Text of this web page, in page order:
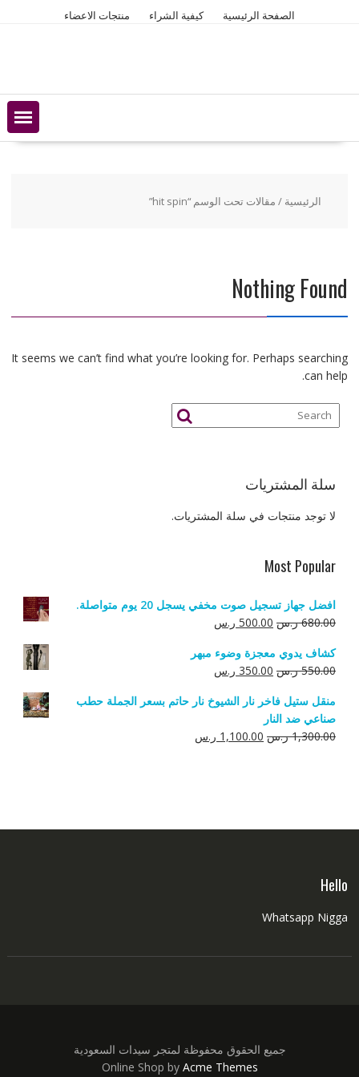
الصفحة الرئيسية كيفية الشراء منتجات الاعضاء
الرئيسية / مقالات تحت الوسم “hit spin”
Nothing Found
It seems we can’t find what you’re looking for. Perhaps searching
can help.
سلة المشتريات
لا توجد منتجات في سلة المشتريات.
Most Popular
افضل جهاز تسجيل صوت مخفي يسجل 20 يوم متواصلة.
680.00 ر.س السعر
هو:
680.00 ر.س.
500.00 ر.سالسعر
هو:
500.00 ر.س.
كشاف يدوي معجزة وضوء مبهر
550.00 ر.س السعر
هو:
550.00 ر.س.
350.00 ر.سالسعر
هو:
منقل ستيل فاخر نار الشيوخ نار حاتم بسعر الجملة حطب
صناعي ضد النار
1,300.00 ر.س السعر
1,100.00 ر.سالسعر
Hello
Whatsapp Nigga
جميع الحقوق محفوظة لمتجر سيدات السعودية
Online Shop by Acme Themes